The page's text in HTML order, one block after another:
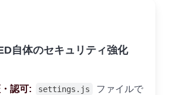
自体のセキュリティ強化
認可: settings.js ファイルで